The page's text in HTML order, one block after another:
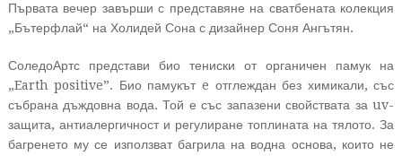
Първата вечер завърши с представяне на сватбената колекция
„Бътерфлай“ на Холидей Сона с дизайнер Соня Ангътян.
СоледоАртс представи био тениски от органичен памук на
„Earth positive”. Био памукът e отглеждан без химикали, със
събрана дъждовна вода. Той е със запазени свойствата за uv-
защита, антиалергичност и регулиране топлината на тялото. За
багренето му се използват багрила на водна основа, които не